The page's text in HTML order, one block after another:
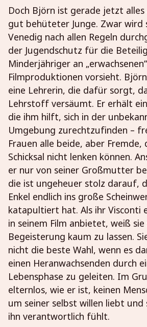
Doch Björn ist gerade jetzt alles
gut behüteter Junge. Zwar wird
Venedig nach allen Regeln
der Jugendschutz für die
Minderjähriger an „erwachsenen“
Filmproduktionen vorsieht.
eine Lehrerin, die dafür sorgt,
Lehrstoff versäumt. Er erhält
die ihm hilft, sich in der
Umgebung zurechtzufinden –
Frauen alle beide, aber Fremde,
Schicksal nicht lenken können.
er nur von seiner Großmutter
die ist ungeheuer stolz darauf,
Enkel endlich ins große
katapultiert hat. Als ihr Visconti
in seinem Film anbietet, weiß sie
Begeisterung kaum zu lassen.
nicht die beste Wahl, wenn es
einen Heranwachsenden durch
Lebensphase zu geleiten. Im
elternlos, wie er ist, keinen
um seiner selbst willen liebt und
ihn verantwortlich fühlt.